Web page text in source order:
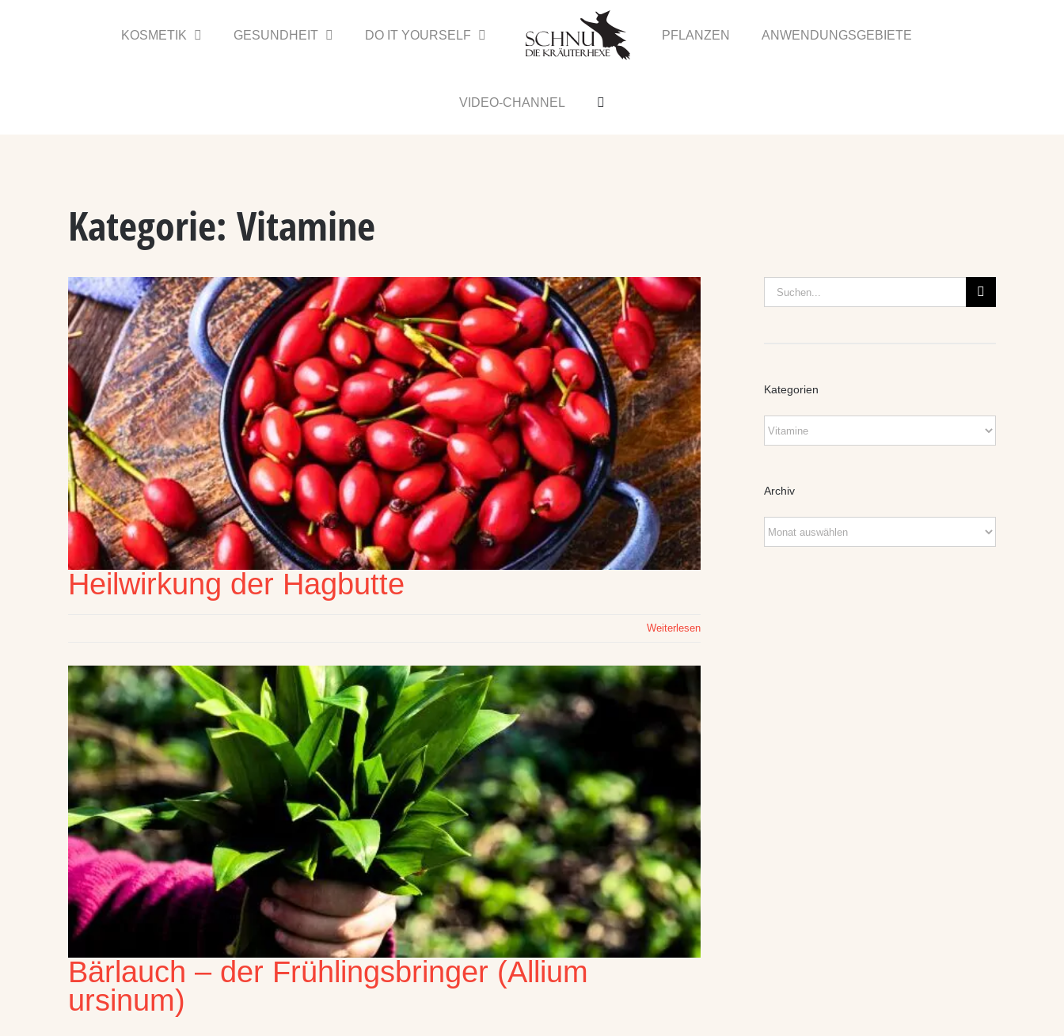
KOSMETIK GESUNDHEIT DO IT YOURSELF PFLANZEN ANWENDUNGSGEBIETE
VIDEO-CHANNEL
Kategorie: Vitamine
Heilwirkung der Hagbutte
Weiterlesen
Bärlauch – der Frühlingsbringer (Allium
ursinum)
Suche
nach:
Kategorien
Kategorien
Archiv
Archiv